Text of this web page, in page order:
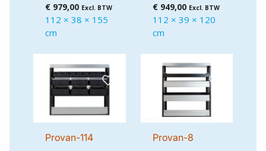
€ 979,00 Excl. BTW
112 × 38 × 155
cm
€949,00 Excl. BTW
112 × 39 × 120
cm
Provan-114 Provan-8